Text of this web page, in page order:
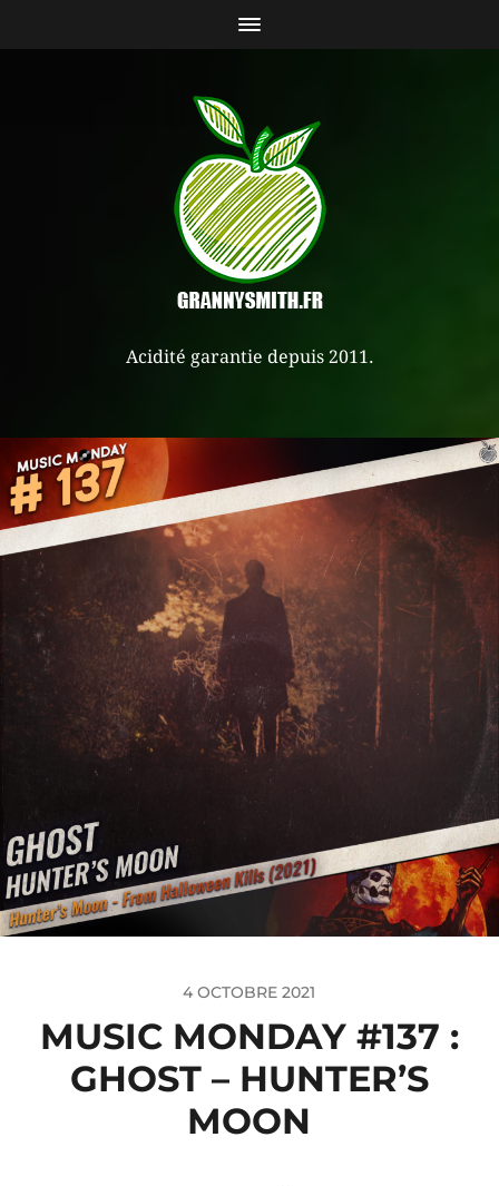
Acidité garantie depuis 2011.
4 OCTOBRE 2021
MUSIC MONDAY #137 :
GHOST – HUNTER’S
MOON